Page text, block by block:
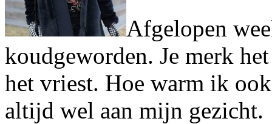
Afgelopen
koudgeworden. Je merk
het vriest. Hoe warm ik
altijd wel aan mijn gezicht.